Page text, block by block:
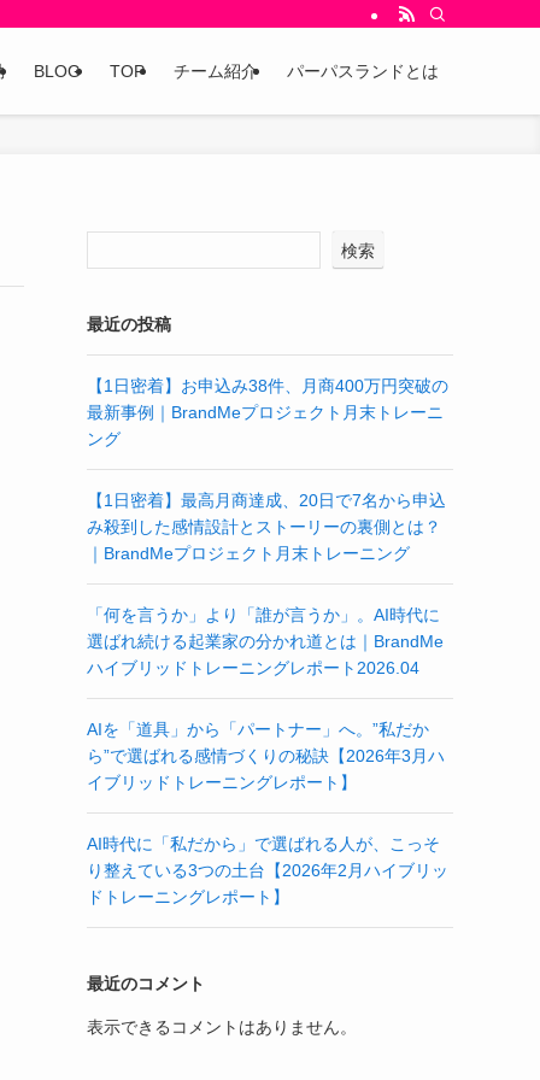
BLOG TOP チーム紹介 パーパスランドとは
検索
最近の投稿
【1日密着】お申込み38件、月商400万円突破の
最新事例｜BrandMeプロジェクト月末トレーニ
ング
【1日密着】最高月商達成、20日で7名から申込
み殺到した感情設計とストーリーの裏側とは？
｜BrandMeプロジェクト月末トレーニング
「何を言うか」より「誰が言うか」。AI時代に
選ばれ続ける起業家の分かれ道とは｜BrandMe
ハイブリッドトレーニングレポート2026.04
AIを「道具」から「パートナー」へ。”私だか
ら”で選ばれる感情づくりの秘訣【2026年3月ハ
イブリッドトレーニングレポート】
AI時代に「私だから」で選ばれる人が、こっそ
り整えている3つの土台【2026年2月ハイブリッ
ドトレーニングレポート】
最近のコメント
表示できるコメントはありません。